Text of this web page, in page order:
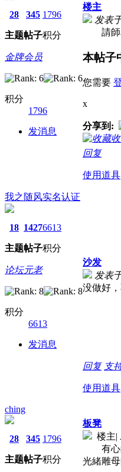
28
主题
345
帖子
1796
积分
金牌会员
积分
1796
发消息
楼主
发表
請師
本帖子
您需要
x
分享到:
回复
使用道具
我之随风实名认证
18
主题
1427
帖子
6613
积分
论坛元老
积分
6613
发消息
沙发
发表
没做好
回复 支
使用道具
ching
28
主题
345
帖子
1796
积分
板凳
楼主|
有心的
光緒雕